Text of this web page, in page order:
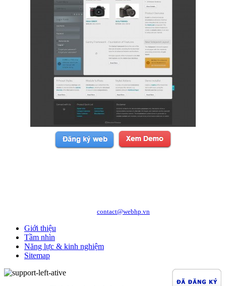
contact@webhp.vn
Giới thiệu
Tầm nhìn
Năng lực & kinh nghiệm
Sitemap